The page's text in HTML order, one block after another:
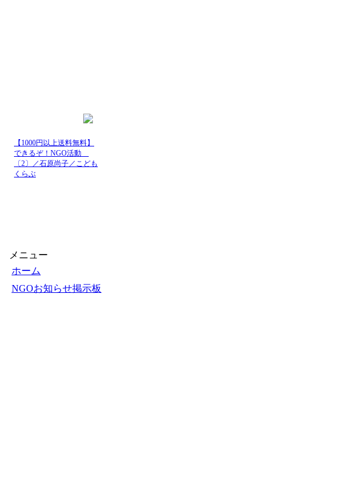
【1000円以上送料無料】
できるぞ！NGO活動
〔2〕／石原尚子／こども
くらぶ
メニュー
ホーム
NGOお知らせ掲示板